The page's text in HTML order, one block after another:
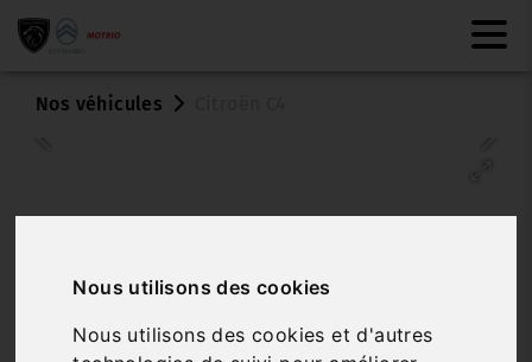
Nous utilisons des cookies
Nous utilisons des cookies et d'autres
Nos véhicules
Véhicule vendu